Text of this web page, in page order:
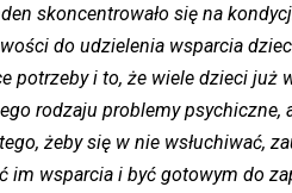
skoncentrowało się na
do udzielenia wsparcia
potrzeby i to, że wiele dzieci już
rodzaju problemy psychiczne,
żeby się w nie wsłuchiwać,
im wsparcia i być gotowym do